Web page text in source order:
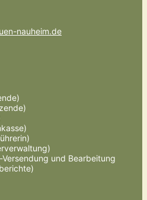
nauheim.de
und Bearbeitung